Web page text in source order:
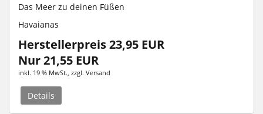
Das Meer zu deinen Füßen
Havaianas
Herstellerpreis 23,95 EUR
Nur 21,55 EUR
inkl. 19 % MwSt. , zzgl. Versand
Details